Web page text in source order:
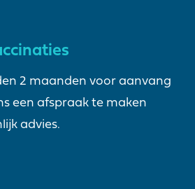
2 maanden voor aanvang
een afspraak te maken
advies.